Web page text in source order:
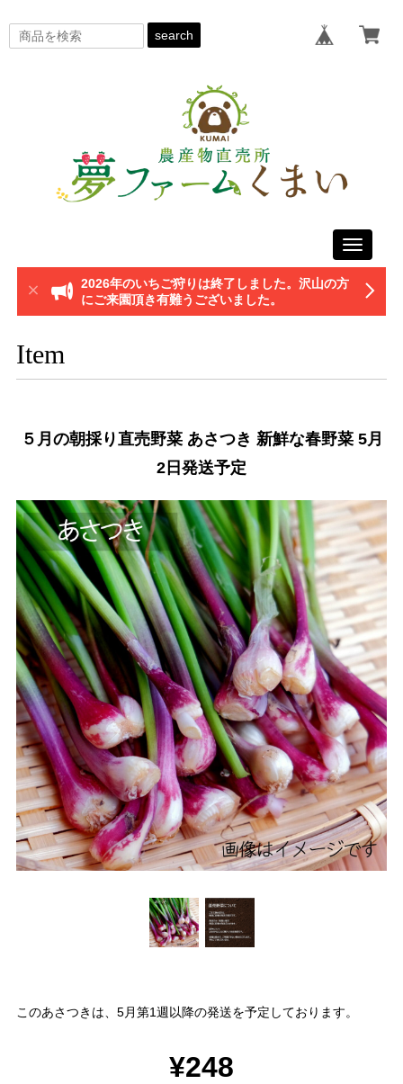
search
Toggle
2026年のいちご狩りは終了しました。沢山の方
にご来園頂き有難うございました。
Item
５月の朝採り直売野菜 あさつき 新鮮な春野菜 5月
2日発送予定
このあさつきは、5月第1週以降の発送を予定しております。
¥248